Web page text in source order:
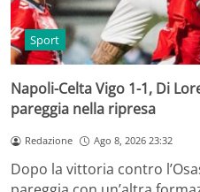
Sport
Napoli-Celta Vigo 1-1, Di
pareggia nella ripresa
Redazione Ago 8, 2026 23:32
Dopo la vittoria contro